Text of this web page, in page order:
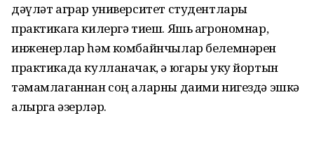
дәүләт аграр университет студентлары
практикага килергә тиеш. Яшь агрономнар,
инженерлар һәм комбайнчылар белемнәрен
практикада кулланачак, ә югары уку йортын
тәмамлаганнан соң аларны даими нигездә эшкә
алырга әзерләр.